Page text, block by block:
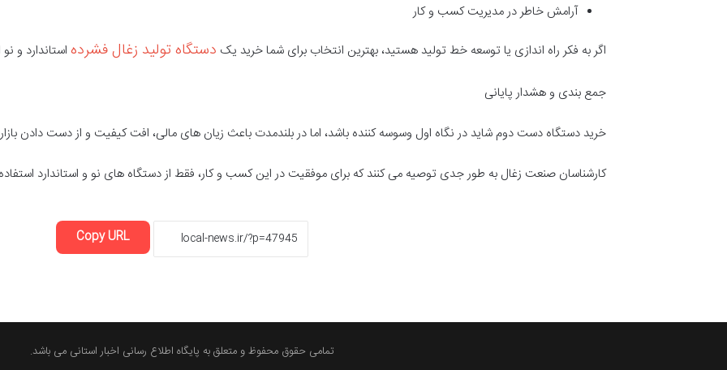
آرامش خاطر در مدیریت کسب و کار
اگر به فکر راه اندازی یا توسعه خط تولید هستید، بهترین انتخاب برای شما خرید یک دستگاه تولید زغال فشرده استاندارد و
جمع بندی و هشدار پایانی
خرید دستگاه دست دوم شاید در نگاه اول وسوسه کننده باشد، اما در بلندمدت باعث زیان های مالی، افت کیفیت و از دست دادن
کارشناسان صنعت زغال به طور جدی توصیه می کنند که برای موفقیت در این کسب و کار، فقط از دستگاه های نو و استاندارد
Copy URL
تمامی حقوق محفوظ و متعلق به پایگاه اطلاع رسانی اخبار استانی می باشد.